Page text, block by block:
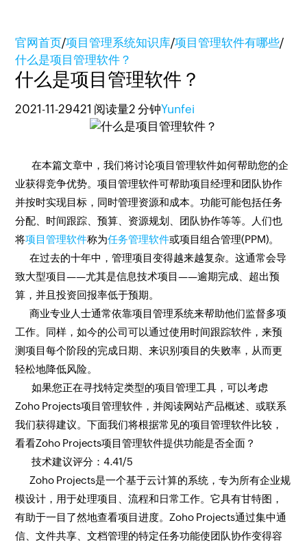
官网首页/项目管理系统知识库/项目管理软件有哪些/
什么是项目管理软件？
什么是项目管理软件？
2021-11-29421 阅读量2 分钟Yunfei
在本篇文章中，我们将讨论项目管理软件如何帮助您的企
业获得竞争优势。项目管理软件可帮助项目经理和团队协作
并按时实现目标，同时管理资源和成本。功能可能包括任务
分配、时间跟踪、预算、资源规划、团队协作等等。人们也
将项目管理软件称为任务管理软件或项目组合管理(PPM)。
在过去的十年中，管理项目变得越来越复杂。这通常会导
致大型项目——尤其是信息技术项目——逾期完成、超出预
算，并且投资回报率低于预期。
商业专业人士通常依靠项目管理系统来帮助他们监督多项
工作。同样，如今的公司可以通过使用时间跟踪软件，来预
测项目每个阶段的完成日期、来识别项目的失败率，从而更
轻松地降低风险。
如果您正在寻找特定类型的项目管理工具，可以考虑
Zoho Projects项目管理软件，并阅读网站产品概述、或联系
我们获得建议。下面我们将根据常见的项目管理软件比较，
看看Zoho Projects项目管理软件提供功能是否全面？
技术建议评分：4.41/5
Zoho Projects是一个基于云计算的系统，专为所有企业规
模设计，用于处理项目、流程和日常工作。它具有甘特图，
有助于一目了然地查看项目进度。Zoho Projects通过集中通
信、文件共享、文档管理的特定任务功能使团队协作变得容